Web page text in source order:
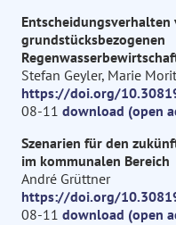
grundstücksbezogenen
Stefan Geyler, Marie
https://doi.org/
08-11 download (open
Szenarien für den
im kommunalen Bereich
André Grüttner
https://doi.org/
08-11 download (open